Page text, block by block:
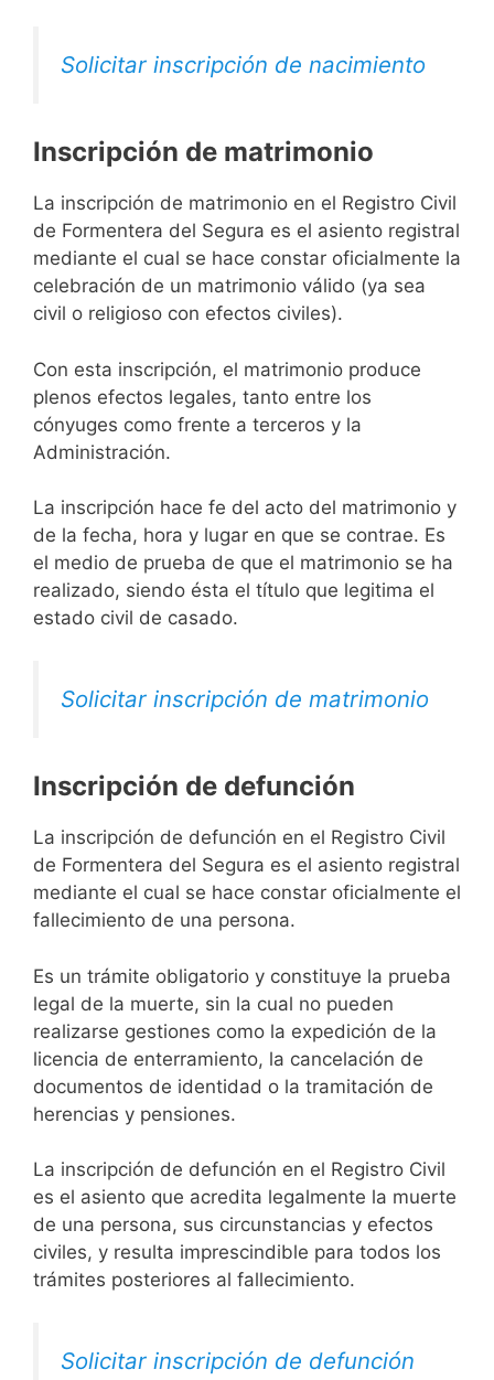
Solicitar inscripción de nacimiento
Inscripción de matrimonio
La inscripción de matrimonio en el Registro Civil
de Formentera del Segura es el asiento registral
mediante el cual se hace constar oficialmente la
celebración de un matrimonio válido (ya sea
civil o religioso con efectos civiles).
Con esta inscripción, el matrimonio produce
plenos efectos legales, tanto entre los
cónyuges como frente a terceros y la
Administración.
La inscripción hace fe del acto del matrimonio y
de la fecha, hora y lugar en que se contrae. Es
el medio de prueba de que el matrimonio se ha
realizado, siendo ésta el título que legitima el
estado civil de casado.
Solicitar inscripción de matrimonio
Inscripción de defunción
La inscripción de defunción en el Registro Civil
de Formentera del Segura es el asiento registral
mediante el cual se hace constar oficialmente el
fallecimiento de una persona.
Es un trámite obligatorio y constituye la prueba
legal de la muerte, sin la cual no pueden
realizarse gestiones como la expedición de la
licencia de enterramiento, la cancelación de
documentos de identidad o la tramitación de
herencias y pensiones.
La inscripción de defunción en el Registro Civil
es el asiento que acredita legalmente la muerte
de una persona, sus circunstancias y efectos
civiles, y resulta imprescindible para todos los
trámites posteriores al fallecimiento.
Solicitar inscripción de defunción